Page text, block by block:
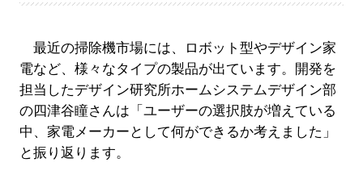
最近の掃除機市場には、ロボット型やデザイン家
電など、様々なタイプの製品が出ています。開発を
担当したデザイン研究所ホームシステムデザイン部
の四津谷瞳さんは「ユーザーの選択肢が増えている
中、家電メーカーとして何ができるか考えました」
と振り返ります。